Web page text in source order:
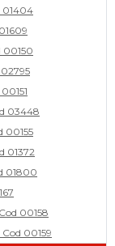
01404
00150
03448
00155
01372
01800
00158
00159